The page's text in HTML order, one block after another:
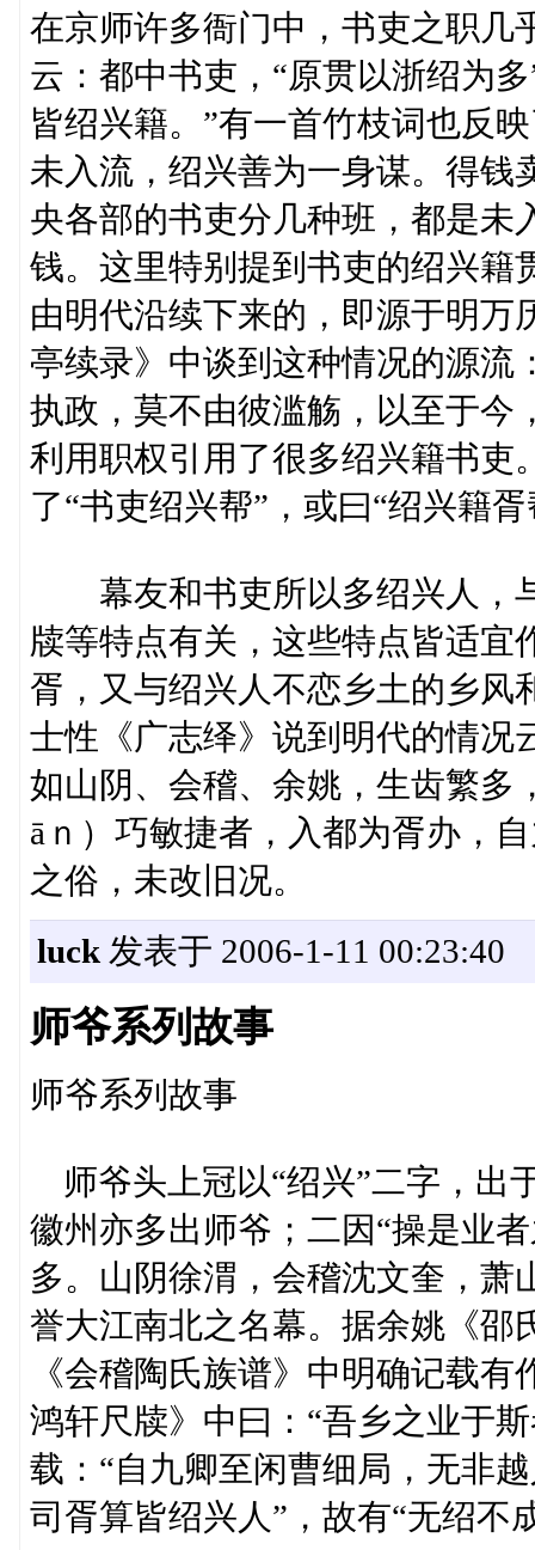
在京师许多衙门中，书吏之职几
云：都中书吏，“原贯以浙绍为
皆绍兴籍。”有一首竹枝词也反
未入流，绍兴善为一身谋。得钱
央各部的书吏分几种班，都是未
钱。这里特别提到书吏的绍兴籍
由明代沿续下来的，即源于明万
亭续录》中谈到这种情况的源流
执政，莫不由彼滥觞，以至于今
利用职权引用了很多绍兴籍书吏
了“书吏绍兴帮”，或曰“绍兴籍胥
幕友和书吏所以多绍兴人，
牍等特点有关，这些特点皆适宜
胥，又与绍兴人不恋乡土的乡风
士性《广志绎》说到明代的情况
如山阴、会稽、余姚，生齿繁多
āｎ）巧敏捷者，入都为胥办，
之俗，未改旧况。
luck发表于 2006-1-11 00:23:40
师爷系列故事
师爷系列故事
师爷头上冠以“绍兴”二字，出
徽州亦多出师爷；二因“操是业
多。山阴徐渭，会稽沈文奎，萧
誉大江南北之名幕。据余姚《邵
《会稽陶氏族谱》中明确记载
鸿轩尺牍》中曰：“吾乡之业于
载：“自九卿至闲曹细局，无非
司胥算皆绍兴人”，故有“无绍不